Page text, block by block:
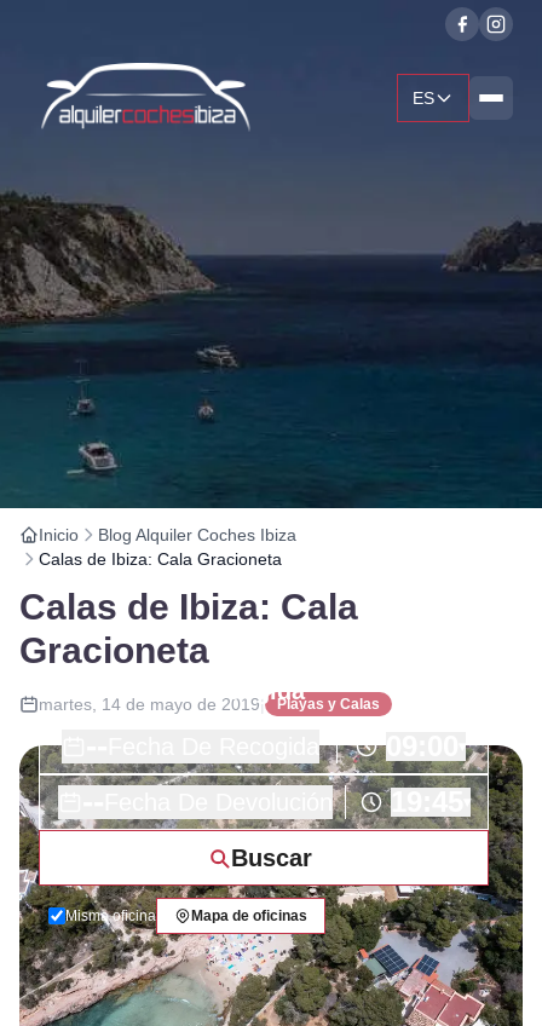
ES
19:45
Buscar
Misma oficina Mapa de oficinas
Inicio
Blog Alquiler Coches Ibiza
Calas de Ibiza: Cala Gracioneta
Calas de Ibiza: Cala
Gracioneta
martes, 14 de mayo de 2019| Playas y Calas